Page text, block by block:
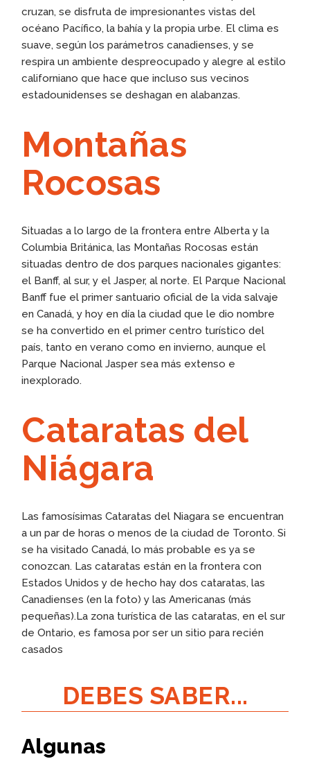
cruzan, se disfruta de impresionantes vistas del
océano Pacífico, la bahía y la propia urbe. El clima es
suave, según los parámetros canadienses, y se
respira un ambiente despreocupado y alegre al estilo
californiano que hace que incluso sus vecinos
estadounidenses se deshagan en alabanzas.
Montañas
Rocosas
Situadas a lo largo de la frontera entre Alberta y la
Columbia Británica, las Montañas Rocosas están
situadas dentro de dos parques nacionales gigantes:
el Banff, al sur, y el Jasper, al norte. El Parque Nacional
Banff fue el primer santuario oficial de la vida salvaje
en Canadá, y hoy en día la ciudad que le dio nombre
se ha convertido en el primer centro turístico del
país, tanto en verano como en invierno, aunque el
Parque Nacional Jasper sea más extenso e
inexplorado.
Cataratas del
Niágara
Las famosísimas Cataratas del Niagara se encuentran
a un par de horas o menos de la ciudad de Toronto. Si
se ha visitado Canadá, lo más probable es ya se
conozcan. Las cataratas están en la frontera con
Estados Unidos y de hecho hay dos cataratas, las
Canadienses (en la foto) y las Americanas (más
pequeñas).La zona turística de las cataratas, en el sur
de Ontario, es famosa por ser un sitio para recién
casados
DEBES SABER...
Algunas